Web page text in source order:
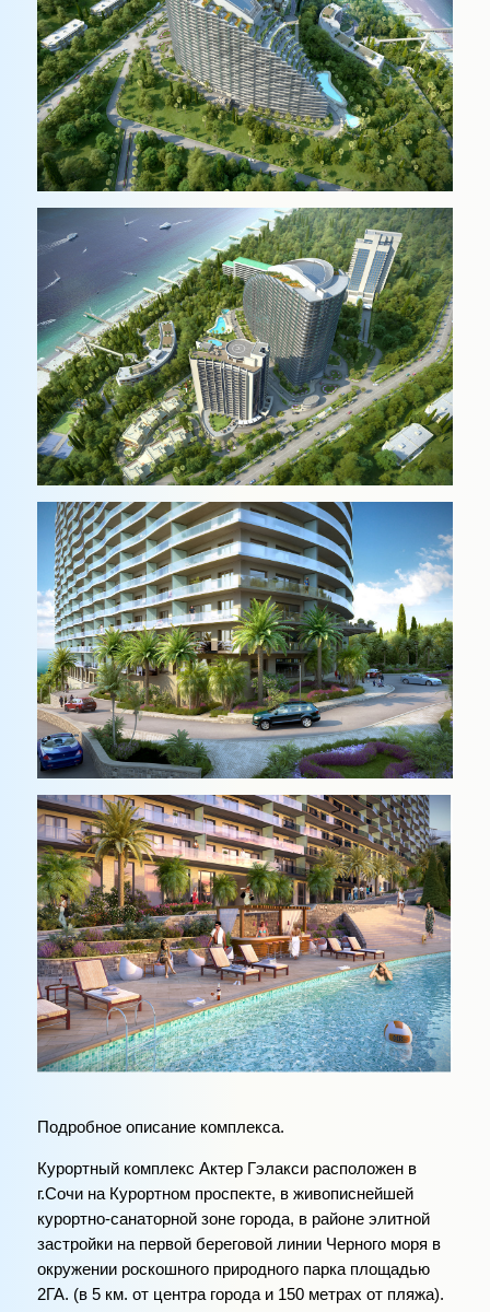
Подробное описание комплекса.
Курортный комплекс Актер Гэлакси расположен в
г.Сочи на Курортном проспекте, в живописнейшей
курортно-санаторной зоне города, в районе элитной
застройки на первой береговой линии Черного моря в
окружении роскошного природного парка площадью
2ГА. (в 5 км. от центра города и 150 метрах от пляжа).